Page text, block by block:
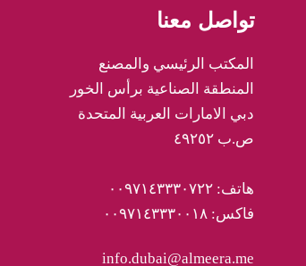
تواصل معنا
المكتب الرئيسي والمصنع
المنطقة الصناعية برأس الخور
دبي الامارات العربية المتحدة
ص.ب ٤٩٢٥٢
هاتف: ٠٠٩٧١٤٣٣٣٠٧٢٢
فاكس: ٠٠٩٧١٤٣٣٣٠٠١٨
info.dubai@almeera.me